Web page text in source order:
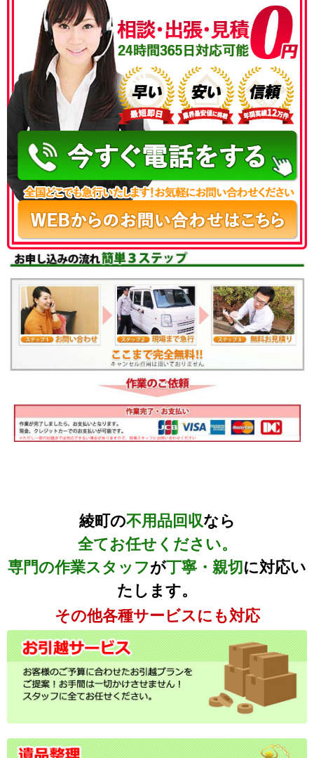
050-3186-4780
綾町の不用品回収なら
全てお任せください。
専門の作業スタッフが丁寧・親切 に対応い
たします。
その他各種サービスにも対応